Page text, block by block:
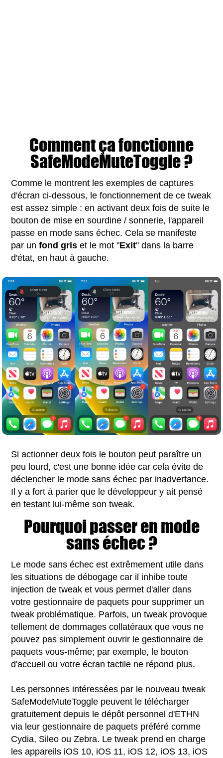
Comment ça fonctionne
SafeModeMuteToggle ?
Comme le montrent les exemples de captures
d'écran ci-dessous, le fonctionnement de ce tweak
est assez simple : en activant deux fois de suite le
bouton de mise en sourdine / sonnerie, l'appareil
passe en mode sans échec. Cela se manifeste
par unfond gris et le mot "Exit" dans la barre
d'état, en haut à gauche.
Si actionner deux fois le bouton peut paraître un
peu lourd, c'est une bonne idée car cela évite de
déclencher le mode sans échec par inadvertance.
Il y a fort à parier que le développeur y ait pensé
en testant lui-même son tweak.
Pourquoi passer en mode
sans échec ?
Le mode sans échec est extrêmement utile dans
les situations de débogage car il inhibe toute
injection de tweak et vous permet d'aller dans
votre gestionnaire de paquets pour supprimer un
tweak problématique. Parfois, un tweak provoque
tellement de dommages collatéraux que vous ne
pouvez pas simplement ouvrir le gestionnaire de
paquets vous-même; par exemple, le bouton
d'accueil ou votre écran tactile ne répond plus.
Les personnes intéressées par le nouveau tweak
SafeModeMuteToggle peuvent le télécharger
gratuitement depuis le dépôt personnel d'ETHN
via leur gestionnaire de paquets préféré comme
Cydia, Sileo ou Zebra. Le tweak prend en charge
les appareils iOS 10, iOS 11, iOS 12, iOS 13, iOS